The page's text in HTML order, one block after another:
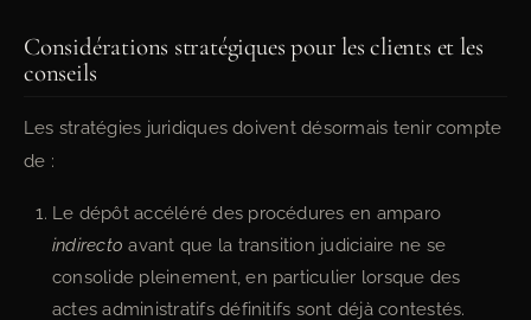
Considérations stratégiques pour les clients et les
conseils
Les stratégies juridiques doivent désormais tenir compte
de :
Le dépôt accéléré des procédures en amparo
indirecto avant que la transition judiciaire ne se
consolide pleinement, en particulier lorsque des
actes administratifs définitifs sont déjà contestés.